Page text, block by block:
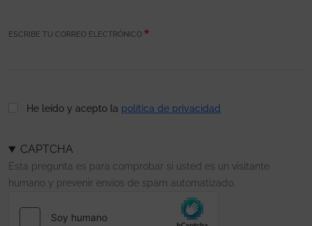
ESCRIBE TU CORREO ELECTRÓNICO
He leído y acepto la política de privacidad
CAPTCHA
Esta pregunta es para comprobar si usted es un visitante
humano y prevenir envíos de spam automatizado.